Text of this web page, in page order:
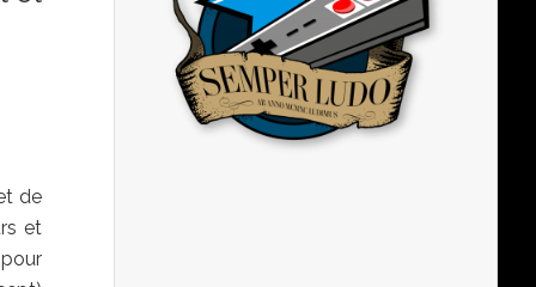
de
et